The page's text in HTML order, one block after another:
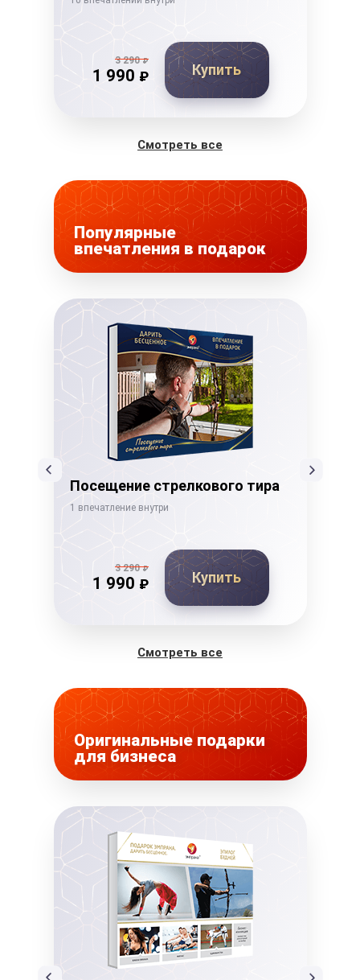
3 290₽
1 990 ₽ Купить
Смотреть все
Популярные
впечатления в подарок
Посещение стрелкового тира
1 впечатление внутри
3 290₽
1 990 ₽ Купить
Смотреть все
Оригинальные подарки
для бизнеса